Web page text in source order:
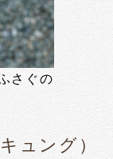
さぐの
ュング）